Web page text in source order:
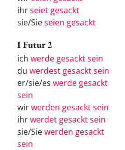
ihrseiet gesackt
sie/Sieseien gesackt
I Futur 2
ich werde gesackt sein
du werdest gesackt sein
er/sie/es werde gesackt
sein
wirwerden gesackt sein
ihrwerdet gesackt sein
sie/Siewerden gesackt
sein